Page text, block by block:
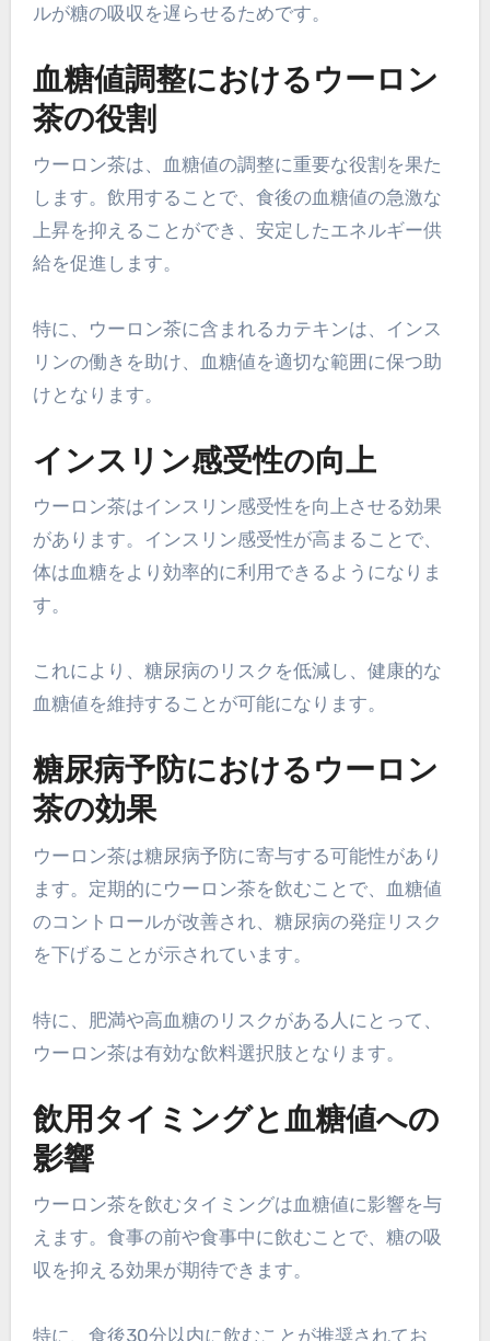
ルが糖の吸収を遅らせるためです。
血糖値調整におけるウーロン
茶の役割
ウーロン茶は、血糖値の調整に重要な役割を果た
します。飲用することで、食後の血糖値の急激な
上昇を抑えることができ、安定したエネルギー供
給を促進します。
特に、ウーロン茶に含まれるカテキンは、インス
リンの働きを助け、血糖値を適切な範囲に保つ助
けとなります。
インスリン感受性の向上
ウーロン茶はインスリン感受性を向上させる効果
があります。インスリン感受性が高まることで、
体は血糖をより効率的に利用できるようになりま
す。
これにより、糖尿病のリスクを低減し、健康的な
血糖値を維持することが可能になります。
糖尿病予防におけるウーロン
茶の効果
ウーロン茶は糖尿病予防に寄与する可能性があり
ます。定期的にウーロン茶を飲むことで、血糖値
のコントロールが改善され、糖尿病の発症リスク
を下げることが示されています。
特に、肥満や高血糖のリスクがある人にとって、
ウーロン茶は有効な飲料選択肢となります。
飲用タイミングと血糖値への
影響
ウーロン茶を飲むタイミングは血糖値に影響を与
えます。食事の前や食事中に飲むことで、糖の吸
収を抑える効果が期待できます。
特に、食後30分以内に飲むことが推奨されてお